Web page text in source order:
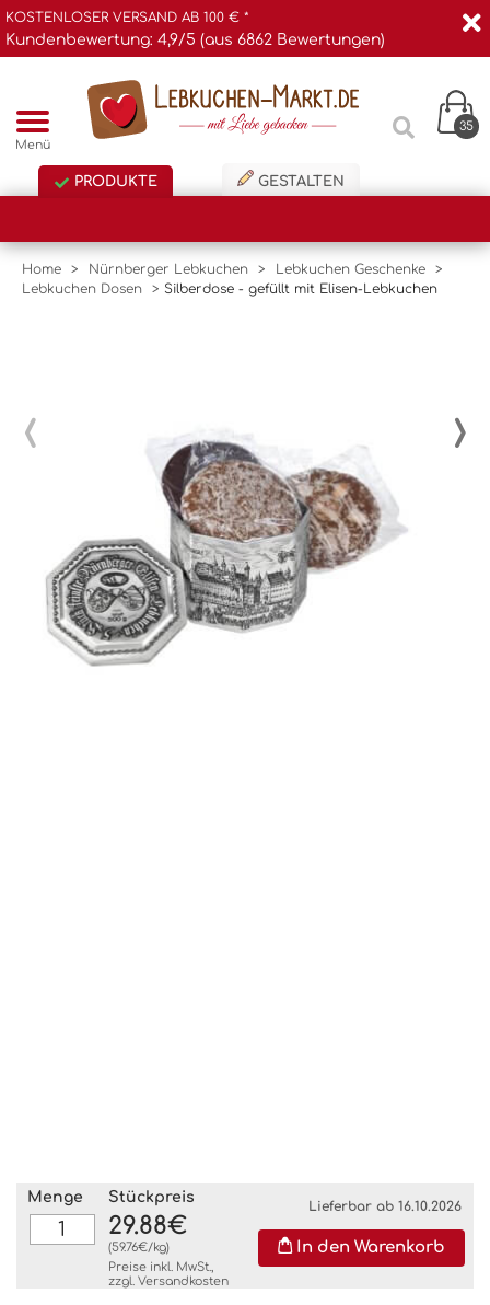
KOSTENLOSER VERSAND AB 100 € *
Kundenbewertung: 4,9/5 (aus 6862 Bewertungen)
Menü
35
PRODUKTE GESTALTEN
Home > Nürnberger Lebkuchen > Lebkuchen Geschenke
>
Lebkuchen Dosen
> Silberdose - gefüllt mit Elisen-Lebkuchen
‹ ›
Menge Stückpreis
29.88€
(59.76€/kg)
Preise inkl. MwSt.,
zzgl. Versandkosten
Lieferbar ab 16.10.2026
In den Warenkorb